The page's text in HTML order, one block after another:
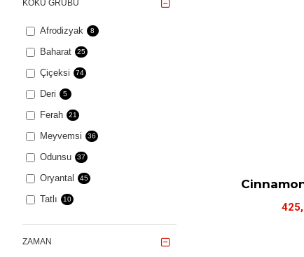
KOKU GRUBU
Afrodizyak 8
Baharat 25
Çiçeksi 74
Deri 5
Ferah 21
Meyvemsi 36
Odunsu 37
Oryantal 45
Tatlı 10
ZAMAN